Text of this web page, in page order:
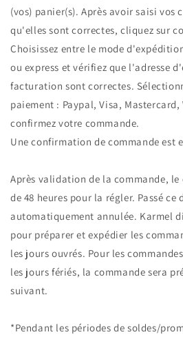
(vos) panier(s). Après avoir saisi vos
qu'elles sont correctes, cliquez sur
Choisissez entre le mode
ou express et vérifiez que l'adresse
facturation sont correctes.
paiement : Paypal, Visa,
confirmez votre commande.
Une confirmation de commande est
Après validation de la commande,
de 48 heures pour la régler. Passé
automatiquement annulée. Karmel
pour préparer et expédier les
les jours ouvrés. Pour les
les jours fériés, la commande sera
suivant.
*Pendant les périodes de soldes/